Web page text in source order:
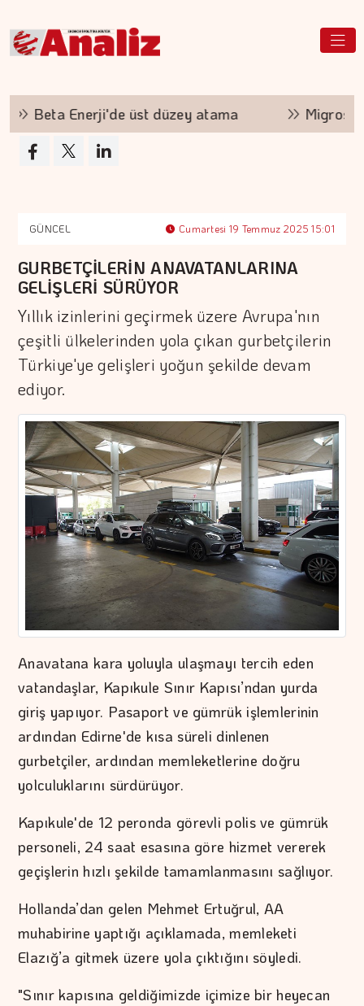
Beta Enerji'de üst düzey atama Migros ve
GÜNCEL Cumartesi 19 Temmuz 2025 15:01
GURBETÇİLERİN ANAVATANLARINA
GELİŞLERİ SÜRÜYOR
Yıllık izinlerini geçirmek üzere Avrupa'nın
çeşitli ülkelerinden yola çıkan gurbetçilerin
Türkiye'ye gelişleri yoğun şekilde devam
ediyor.
Anavatana kara yoluyla ulaşmayı tercih eden
vatandaşlar, Kapıkule Sınır Kapısı’ndan yurda
giriş yapıyor. Pasaport ve gümrük işlemlerinin
ardından Edirne'de kısa süreli dinlenen
gurbetçiler, ardından memleketlerine doğru
yolculuklarını sürdürüyor.
Kapıkule'de 12 peronda görevli polis ve gümrük
personeli, 24 saat esasına göre hizmet vererek
geçişlerin hızlı şekilde tamamlanmasını sağlıyor.
Hollanda’dan gelen Mehmet Ertuğrul, AA
muhabirine yaptığı açıklamada, memleketi
Elazığ’a gitmek üzere yola çıktığını söyledi.
"Sınır kapısına geldiğimizde içimize bir heyecan